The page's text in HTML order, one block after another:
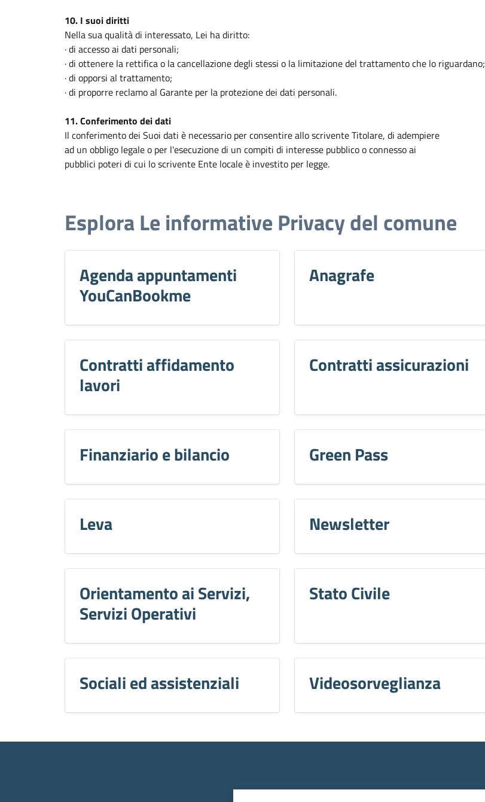
10. I suoi diritti
Nella sua qualità di interessato, Lei ha diritto:
· di accesso ai dati personali;
· di ottenere la rettifica o la cancellazione degli stessi o la limitazione del trattamento che lo riguardano;
· di opporsi al trattamento;
· di proporre reclamo al Garante per la protezione dei dati personali.
11. Conferimento dei dati
Il conferimento dei Suoi dati è necessario per consentire allo scrivente Titolare, di adempiere
ad un obbligo legale o per l'esecuzione di un compiti di interesse pubblico o connesso ai
pubblici poteri di cui lo scrivente Ente locale è investito per legge.
Esplora Le informative Privacy del comune
Agenda appuntamenti
YouCanBookme
Anagrafe
Contratti affidamento
lavori
Contratti assicurazioni
Finanziario e bilancio Green Pass
Leva Newsletter
Orientamento ai Servizi,
Servizi Operativi
Stato Civile
Sociali ed assistenziali Videosorveglianza